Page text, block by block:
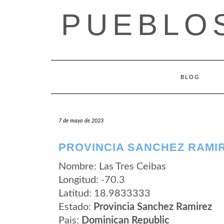
BLOG
7 de mayo de 2023
PROVINCIA SANCHEZ
Nombre: Las Tres Ceibas
Longitud: -70.3
Latitud: 18.9833333
Estado: Provincia Sanchez Ramirez
Pais: Dominican Republic